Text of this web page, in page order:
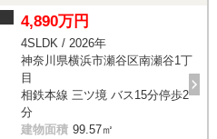
4,890万円
4SLDK / 2026年
神奈川県横浜市瀬谷区南瀬谷1丁
目
相鉄本線 三ツ境 バス15分停歩2
分
建物面積 99.57㎡